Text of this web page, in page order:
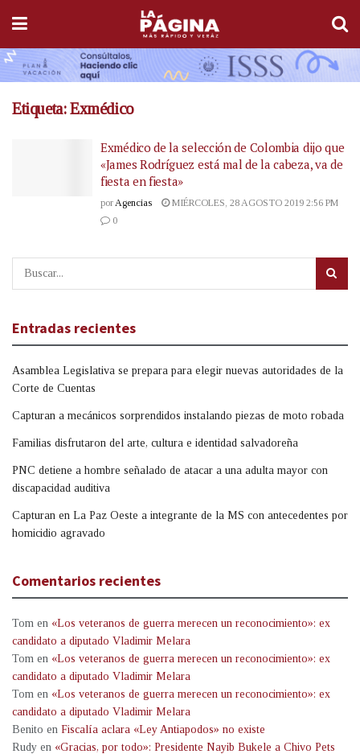
Etiqueta:Exmédico
Exmédico de la selección de Colombia dijo que
«James Rodríguez está mal de la cabeza, va de
fiesta en fiesta»
por Agencias
MIÉRCOLES, 28 AGOSTO 2019 2:56 PM
0
Entradas recientes
Asamblea Legislativa se prepara para elegir nuevas autoridades de la
Corte de Cuentas
Capturan a mecánicos sorprendidos instalando piezas de moto robada
Familias disfrutaron del arte, cultura e identidad salvadoreña
PNC detiene a hombre señalado de atacar a una adulta mayor con
discapacidad auditiva
Capturan en La Paz Oeste a integrante de la MS con antecedentes por
homicidio agravado
Comentarios recientes
Tom en «Los veteranos de guerra merecen un reconocimiento»: ex
candidato a diputado Vladimir Melara
Tom en «Los veteranos de guerra merecen un reconocimiento»: ex
candidato a diputado Vladimir Melara
Tom en «Los veteranos de guerra merecen un reconocimiento»: ex
candidato a diputado Vladimir Melara
Benito en Fiscalía aclara «Ley Antiapodos» no existe
Rudy en «Gracias, por todo»: Presidente Nayib Bukele a Chivo Pets